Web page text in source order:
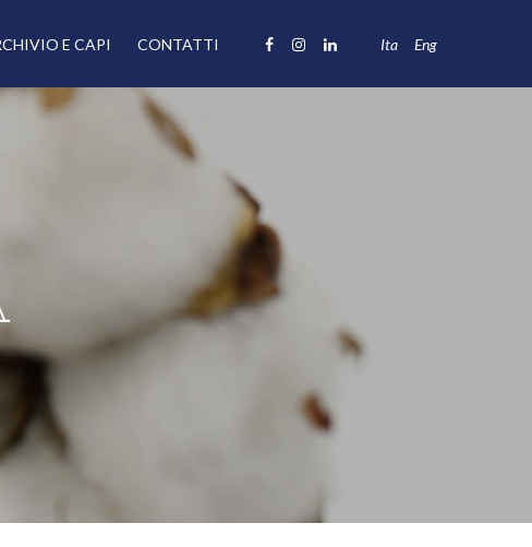
E CAPI CONTATTI Ita Eng